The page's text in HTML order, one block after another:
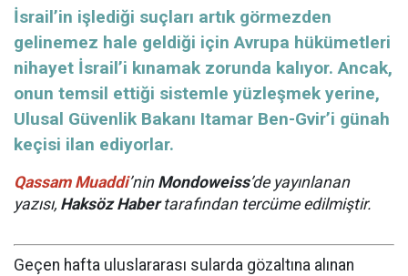
İsrail’in işlediği suçları artık görmezden
gelinemez hale geldiği için Avrupa hükümetleri
nihayet İsrail’i kınamak zorunda kalıyor. Ancak,
onun temsil ettiği sistemle yüzleşmek yerine,
Ulusal Güvenlik Bakanı Itamar Ben-Gvir’i günah
keçisi ilan ediyorlar.
Qassam Muaddi’nin Mondoweiss’de yayınlanan
yazısı, Haksöz Habertarafından tercüme edilmiştir.
Geçen hafta uluslararası sularda gözaltına alınan